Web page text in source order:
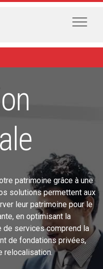
patrimoine grâce à une
solutions permettent aux
leur patrimoine pour le
en optimisant la
de services comprend la
de fondations privées,
relocalisation.